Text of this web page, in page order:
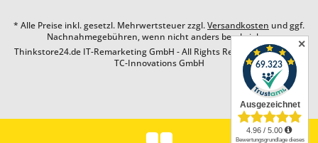
* Alle Preise inkl. gesetzl. Mehrwertsteuer zzgl.Versandkosten und ggf.
Nachnahmegebühren, wenn nicht anders beschrieben
Thinkstore24.de IT-Remarketing GmbH - All Rights Reserved. Design by
TC-Innovations GmbH
✕